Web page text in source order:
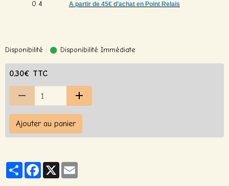
A partir de 45€ d’achat en Point Relais
Disponibilité : Disponibilité Immédiate
0,30€ TTC
Ajouter au panier
PartagerFacebook
X